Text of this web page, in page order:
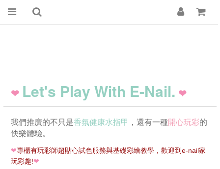
❤ Let's Play With E-Nail. ❤
我們推廣的不只是香氛健康水指甲 ，還有一種開心玩彩的
快樂體驗。
❤專櫃有玩彩師超貼心試色服務與基礎彩繪教學，歡迎到e-nail家
玩彩趣!❤